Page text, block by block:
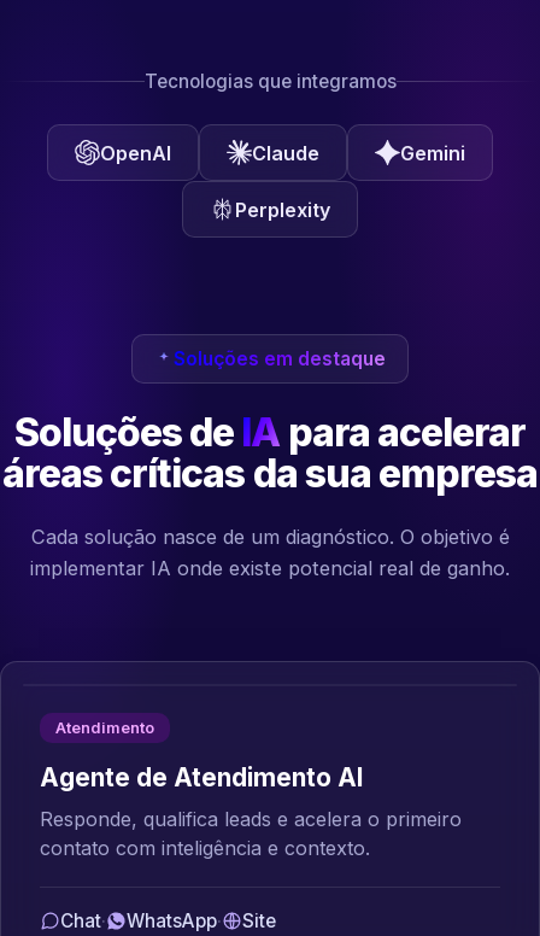
Tecnologias que integramos
OpenAI Claude Gemini
Perplexity
Soluções em destaque
Soluções de IA para acelerar
áreas críticas da sua empresa
Cada solução nasce de um diagnóstico. O objetivo é
implementar IA onde existe potencial real de ganho.
Atendimento
Agente de Atendimento AI
Responde, qualifica leads e acelera o primeiro
contato com inteligência e contexto.
Chat· WhatsApp· Site